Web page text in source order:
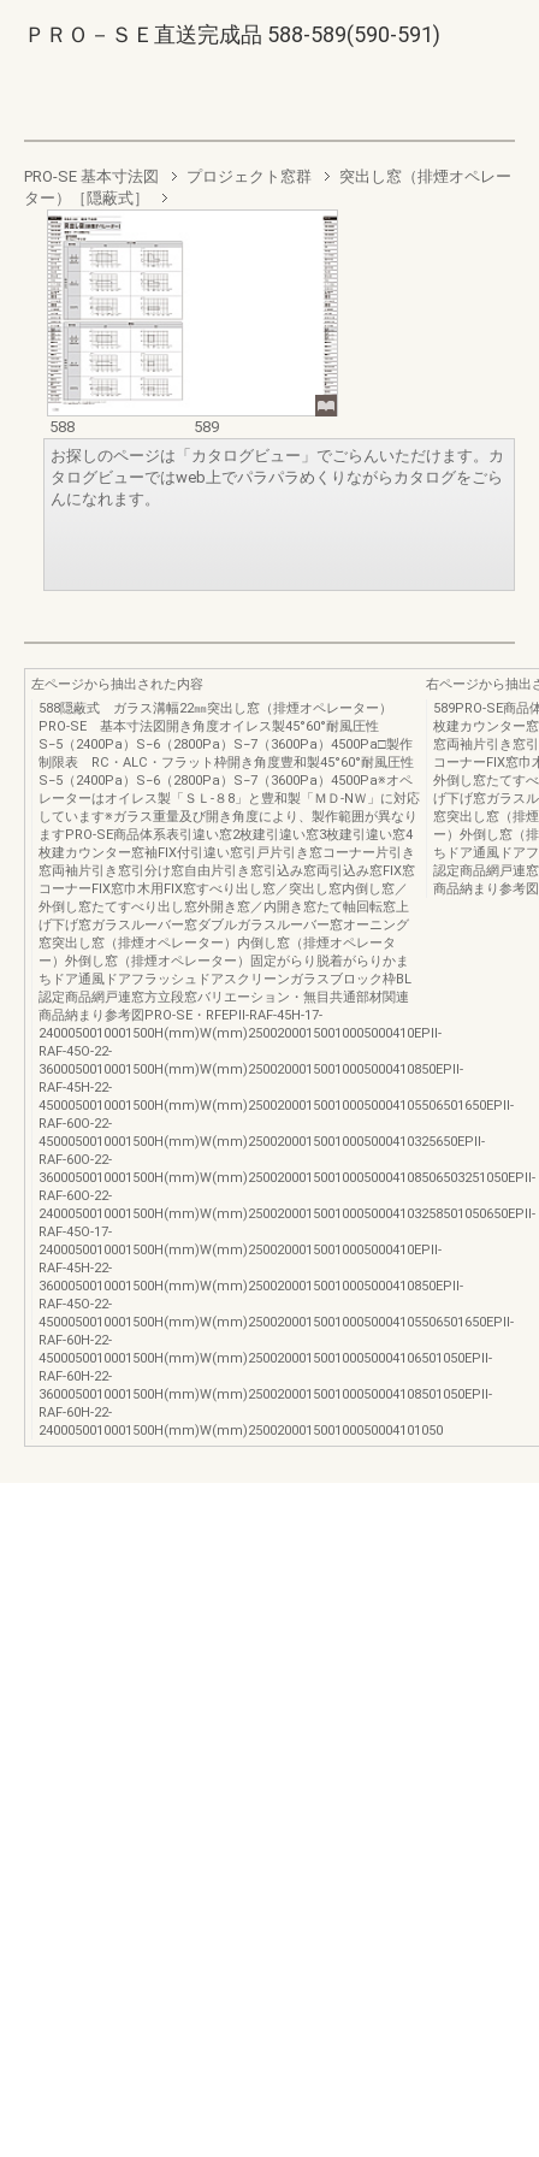
ＰＲＯ－ＳＥ直送完成品 588-589(590-591)
PRO-SE 基本寸法図 プロジェクト窓群
突出し窓（排煙オペレー
ター）［隠蔽式］
588
589
お探しのページは「カタログビュー」でごらんいただけます。カ
タログビューではweb上でパラパラめくりながらカタログをごら
んになれます。
左ページから抽出された内容
588隠蔽式 ガラス溝幅22㎜突出し窓（排煙オペレーター）
PRO-SE 基本寸法図開き角度オイレス製45°60°耐風圧性
S−5（2400Pa）S−6（2800Pa）S−7（3600Pa）4500Pa□製作
制限表 RC・ALC・フラット枠開き角度豊和製45°60°耐風圧性
S−5（2400Pa）S−6（2800Pa）S−7（3600Pa）4500Pa※オペ
レーターはオイレス製「ＳＬ-８8」と豊和製「ＭＤ-NＷ」に対応
しています※ガラス重量及び開き角度により、製作範囲が異なり
ますPRO-SE商品体系表引違い窓2枚建引違い窓3枚建引違い窓4
枚建カウンター窓袖FIX付引違い窓引戸片引き窓コーナー片引き
窓両袖片引き窓引分け窓自由片引き窓引込み窓両引込み窓FIX窓
コーナーFIX窓巾木用FIX窓すべり出し窓／突出し窓内倒し窓／
外倒し窓たてすべり出し窓外開き窓／内開き窓たて軸回転窓上
げ下げ窓ガラスルーバー窓ダブルガラスルーバー窓オーニング
窓突出し窓（排煙オペレーター）内倒し窓（排煙オペレータ
ー）外倒し窓（排煙オペレーター）固定がらり脱着がらりかま
ちドア通風ドアフラッシュドアスクリーンガラスブロック枠BL
認定商品網戸連窓方立段窓バリエーション・無目共通部材関連
商品納まり参考図PRO-SE・RFEPII-RAF-45H-17-
2400050010001500H(mm)W(mm)25002000150010005000410EPII-
RAF-45O-22-
3600050010001500H(mm)W(mm)25002000150010005000410850EPII-
RAF-45H-22-
4500050010001500H(mm)W(mm)250020001500100050004105506501650EPII-
RAF-60O-22-
4500050010001500H(mm)W(mm)25002000150010005000410325650EPII-
RAF-60O-22-
3600050010001500H(mm)W(mm)250020001500100050004108506503251050EPII-
RAF-60O-22-
2400050010001500H(mm)W(mm)250020001500100050004103258501050650EPII-
RAF-45O-17-
2400050010001500H(mm)W(mm)25002000150010005000410EPII-
RAF-45H-22-
3600050010001500H(mm)W(mm)25002000150010005000410850EPII-
RAF-45O-22-
4500050010001500H(mm)W(mm)250020001500100050004105506501650EPII-
RAF-60H-22-
4500050010001500H(mm)W(mm)250020001500100050004106501050EPII-
RAF-60H-22-
3600050010001500H(mm)W(mm)250020001500100050004108501050EPII-
RAF-60H-22-
2400050010001500H(mm)W(mm)250020001500100050004101050
右ページから抽出
589PRO-SE商品
枚建カウンター
窓両袖片引き窓
コーナーFIX窓巾
外倒し窓たてす
げ下げ窓ガラス
窓突出し窓（排
ー）外倒し窓（
ちドア通風ドア
認定商品網戸連
商品納まり参考